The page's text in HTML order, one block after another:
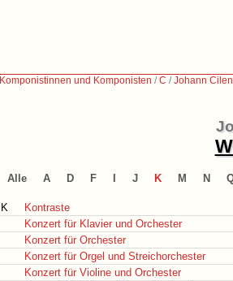
Komponistinnen und Komponisten /C /Johann
Alle A D F J K M N
K
Kontraste
Konzert für Klavier und Orchester
Konzert für Orchester
Konzert für Orgel und Streichorchester
Konzert für Violine und Orchester